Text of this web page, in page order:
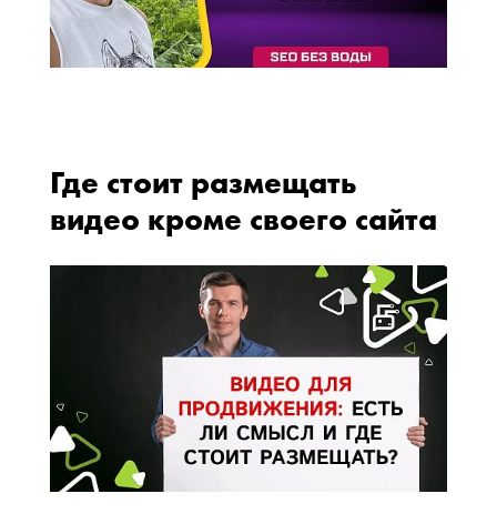
Где стоит размещать
видео кроме своего сайта